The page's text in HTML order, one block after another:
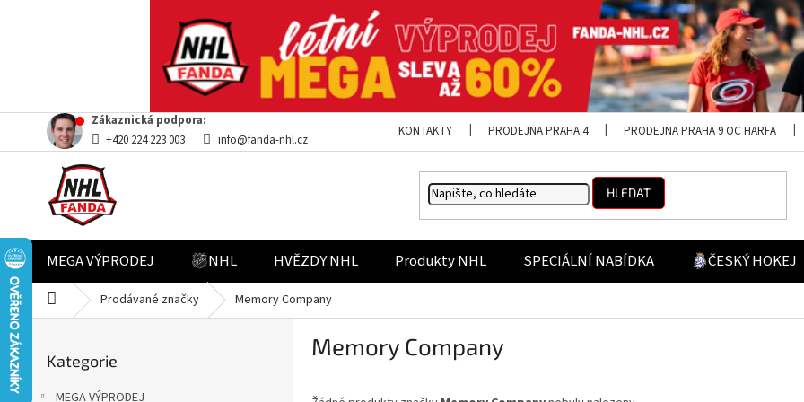
Přejít
obsah
Zákaznická podpora:
+420 224 223 003
info@fanda-nhl.cz
KONTAKTY PRODEJNA PRAHA 4 PRODEJNA PRAHA 9 OC HARFA
HLEDAT
MEGA VÝPRODEJ NHL HVĚZDY NHL Produkty NHL SPECIÁLNÍ NABÍDKA ČESKÝ HOKEJ
Domů Prodávané značky Memory Company
kategorie
Kategorie
MEGA VÝPRODEJ
Memory Company